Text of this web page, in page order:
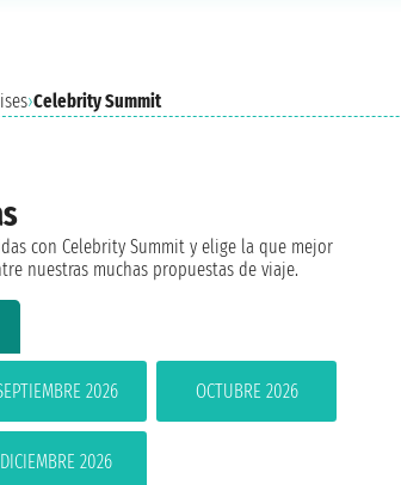
›Celebrity Summit
con Celebrity Summit y elige la que mejor
nuestras muchas propuestas de viaje.
2026 OCTUBRE 2026
DICIEMBRE 2026